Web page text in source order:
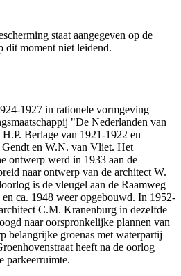
staat aangegeven op de
dit moment niet leidend.
1927 in rationele vormgeving
"De Nederlanden van
Berlage van 1921-1922 en
en W.N. van Vliet. Het
ontwerp werd in 1933 aan de
naar ontwerp van de architect W.
is de vleugel aan de Raamweg
ca. 1948 weer opgebouwd. In 1952-
C.M. Kranenburg in dezelfde
naar oorspronkelijke plannen van
belangrijke groenas met waterpartij
heeft na de oorlog
parkeerruimte.